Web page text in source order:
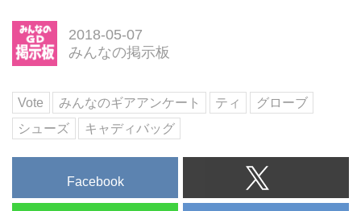
2018-05-07
みんなの掲示板
Vote みんなのギアアンケート ティ
グローブ
シューズ
キャディバッグ
Facebook